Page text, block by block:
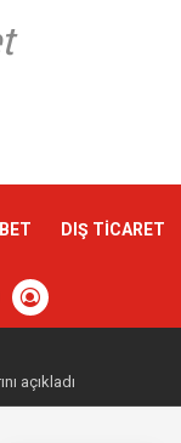
DIŞ TİCARET
açıkladı